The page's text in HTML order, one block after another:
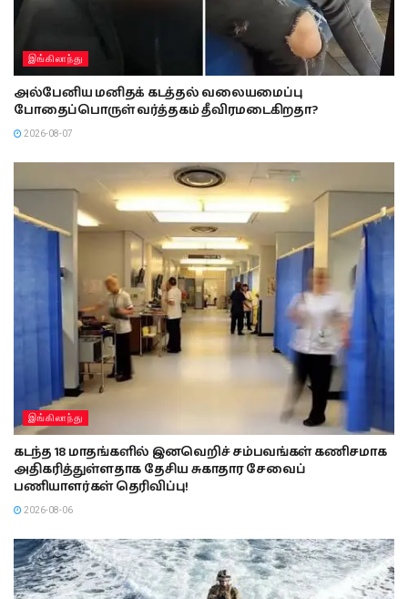
இங்கிலாந்து
அல்பேனிய மனிதக் கடத்தல் வலையமைப்பு
போதைப்பொருள் வர்த்தகம் தீவிரமடைகிறதா?
2026-08-07
இங்கிலாந்து
கடந்த 18 மாதங்களில் இனவெறிச் சம்பவங்கள் கணிசமாக
அதிகரித்துள்ளதாக தேசிய சுகாதார சேவைப்
பணியாளர்கள் தெரிவிப்பு!
2026-08-06